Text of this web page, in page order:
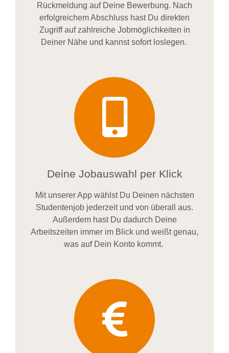
Rückmeldung auf Deine Bewerbung. Nach
erfolgreichem Abschluss hast Du direkten
Zugriff auf zahlreiche Jobmöglichkeiten in
Deiner Nähe und kannst sofort loslegen.
Deine Jobauswahl per Klick
Mit unserer App wählst Du Deinen nächsten
Studentenjob jederzeit und von überall aus.
Außerdem hast Du dadurch Deine
Arbeitszeiten immer im Blick und weißtgenau,
was auf Dein Konto kommt.